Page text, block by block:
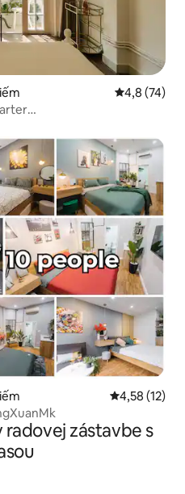
Priemerné
4,8 (74)
Priemerné
4,58 (12)
zástavbe s